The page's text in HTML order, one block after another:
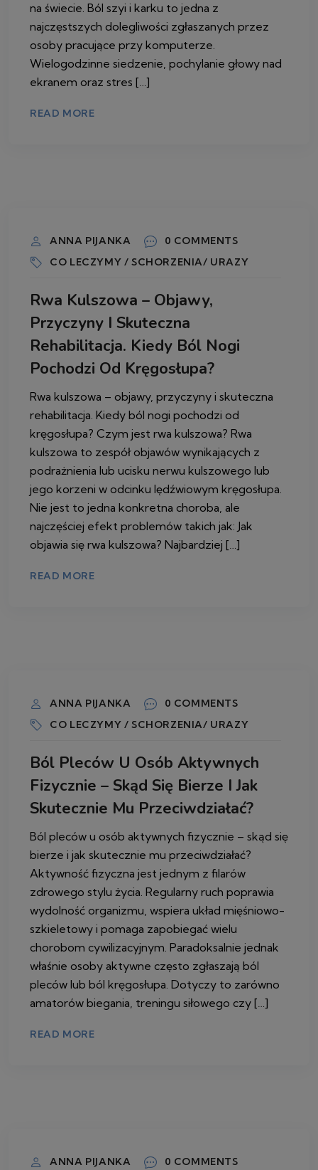
na świecie. Ból szyi i karku to jedna z
najczęstszych dolegliwości zgłaszanych przez
osoby pracujące przy komputerze.
Wielogodzinne siedzenie, pochylanie głowy nad
ekranem oraz stres […]
READ MORE
ANNA PIJANKA
0 COMMENTS
CO LECZYMY / SCHORZENIA/ URAZY
Rwa Kulszowa – Objawy,
Przyczyny I Skuteczna
Rehabilitacja. Kiedy Ból Nogi
Pochodzi Od Kręgosłupa?
Rwa kulszowa – objawy, przyczyny i skuteczna
rehabilitacja. Kiedy ból nogi pochodzi od
kręgosłupa? Czym jest rwa kulszowa? Rwa
kulszowa to zespół objawów wynikających z
podrażnienia lub ucisku nerwu kulszowego lub
jego korzeni w odcinku lędźwiowym kręgosłupa.
Nie jest to jedna konkretna choroba, ale
najczęściej efekt problemów takich jak: Jak
objawia się rwa kulszowa? Najbardziej […]
READ MORE
ANNA PIJANKA
0 COMMENTS
CO LECZYMY / SCHORZENIA/ URAZY
Ból Pleców U Osób Aktywnych
Fizycznie – Skąd Się Bierze I Jak
Skutecznie Mu Przeciwdziałać?
Ból pleców u osób aktywnych fizycznie – skąd się
bierze i jak skutecznie mu przeciwdziałać?
Aktywność fizyczna jest jednym z filarów
zdrowego stylu życia. Regularny ruch poprawia
wydolność organizmu, wspiera układ mięśniowo-
szkieletowy i pomaga zapobiegać wielu
chorobom cywilizacyjnym. Paradoksalnie jednak
właśnie osoby aktywne często zgłaszają ból
pleców lub ból kręgosłupa. Dotyczy to zarówno
amatorów biegania, treningu siłowego czy […]
READ MORE
ANNA PIJANKA 0 COMMENTS